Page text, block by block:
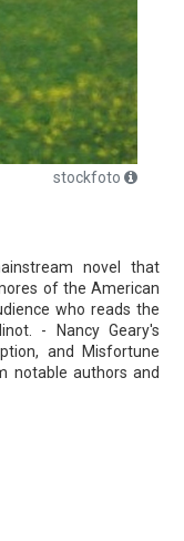
stockfoto
novel that
of the American
who reads the
- Nancy Geary's
and Misfortune
notable authors and